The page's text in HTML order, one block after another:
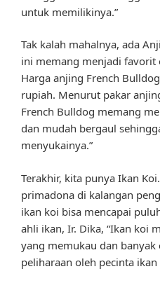
untuk memilikinya.”
Tak kalah mahalnya, ada
ini memang menjadi favorit
Harga anjing French
rupiah. Menurut pakar
French Bulldog memang
dan mudah bergaul
menyukainya.”
Terakhir, kita punya Ikan
primadona di kalangan
ikan koi bisa mencapai
ahli ikan, Ir. Dika, “Ikan koi
yang memukau dan
peliharaan oleh pecinta